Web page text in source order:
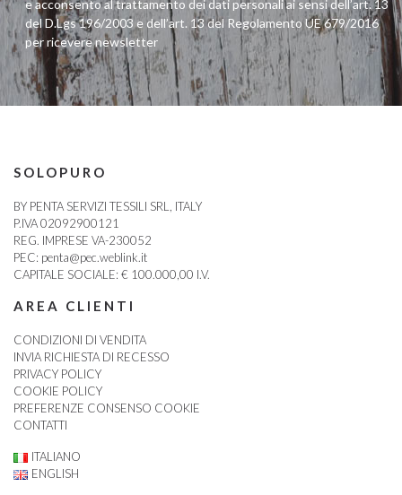
e acconsento al trattamento dei dati personali ai sensi dell’art. 13
del D.Lgs 196/2003 e dell’art. 13 del Regolamento UE 679/2016
per ricevere newsletter
SOLOPURO
BY PENTA SERVIZI TESSILI SRL, ITALY
P.IVA 02092900121
REG. IMPRESE VA-230052
PEC: penta@pec.weblink.it
CAPITALE SOCIALE: € 100.000,00 I.V.
AREA CLIENTI
CONDIZIONI DI VENDITA
INVIA RICHIESTA DI RECESSO
PRIVACY POLICY
COOKIE POLICY
PREFERENZE CONSENSO COOKIE
CONTATTI
ITALIANO
ENGLISH